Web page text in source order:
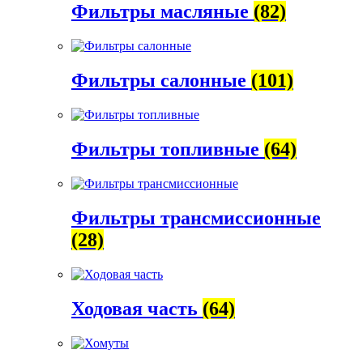
Фильтры масляные (82)
Фильтры салонные (101)
Фильтры топливные (64)
Фильтры трансмиссионные
(28)
Ходовая часть (64)